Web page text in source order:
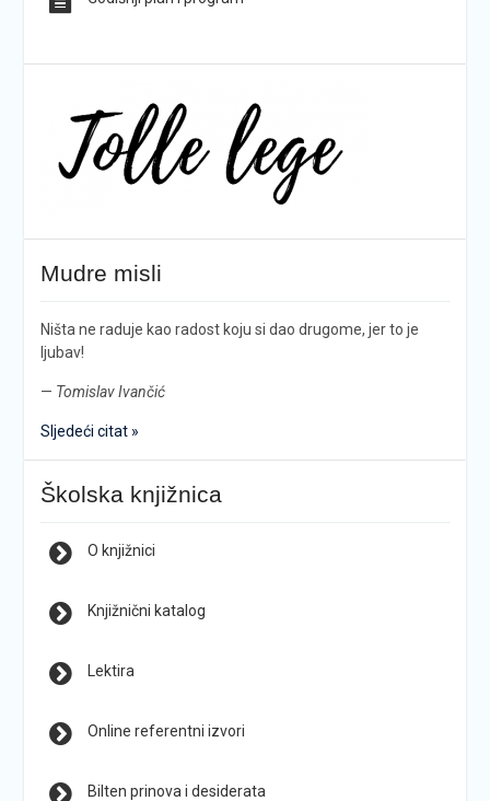
Mudre misli
Ništa ne raduje kao radost koju si dao drugome, jer to je
ljubav!
— Tomislav Ivančić
Sljedeći citat »
Školska knjižnica
O knjižnici
Knjižnični katalog
Lektira
Online referentni izvori
Bilten prinova i desiderata